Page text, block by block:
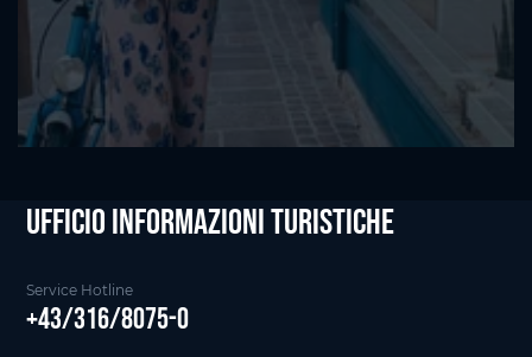
Ufficio informazioni Turistiche
Service Hotline
+43/316/8075-0